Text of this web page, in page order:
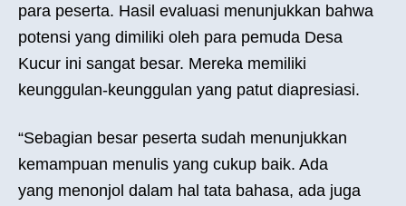
para peserta. Hasil evaluasi menunjukkan bahwa
potensi yang dimiliki oleh para pemuda Desa
Kucur ini sangat besar. Mereka memiliki
keunggulan-keunggulan yang patut diapresiasi.
“Sebagian besar peserta sudah menunjukkan
kemampuan menulis yang cukup baik. Ada
yang menonjol dalam hal tata bahasa, ada juga